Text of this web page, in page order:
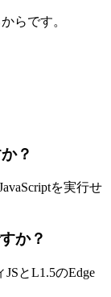
らです。
？
を実行せ
か？
とL1.5のEdge